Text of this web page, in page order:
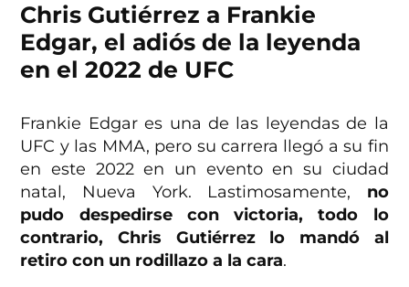
Chris Gutiérrez a Frankie
Edgar, el adiós de la leyenda
en el 2022 de UFC
Frankie Edgar es una de las leyendas de la
UFC y las MMA, pero su carrera llegó a su fin
en este 2022 en un evento en su ciudad
natal, Nueva York. Lastimosamente, no
pudo despedirse con victoria, todo lo
contrario, Chris Gutiérrez lo mandó al
retiro con un rodillazo a la cara.